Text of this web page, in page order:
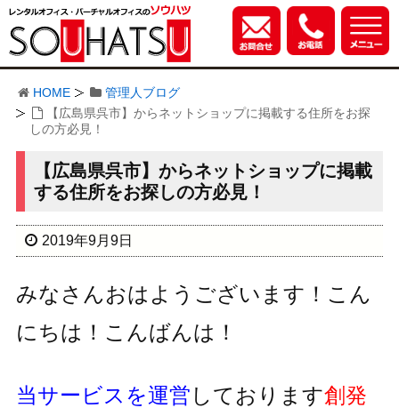
HOME
管理人ブログ
【広島県呉市】からネットショップに掲載する住所をお探
しの方必見！
【広島県呉市】からネットショップに掲載
する住所をお探しの方必見！
2019年9月9日
みなさんおはようございます！こん
にちは！こんばんは！
当サービスを運営 しております創発